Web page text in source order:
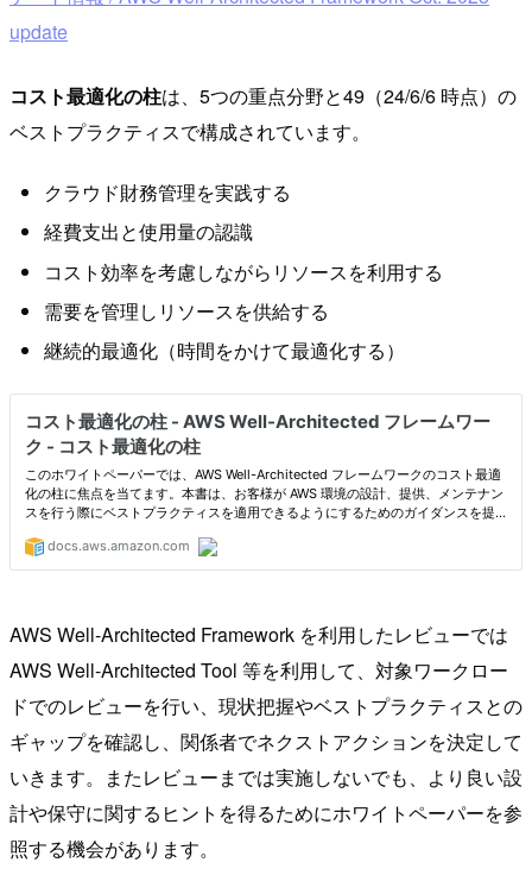
update
コスト最適化の柱は、5つの重点分野と49（24/6/6 時点）の
ベストプラクティスで構成されています。
クラウド財務管理を実践する
経費支出と使用量の認識
コスト効率を考慮しながらリソースを利用する
需要を管理しリソースを供給する
継続的最適化（時間をかけて最適化する）
AWS Well-Architected Framework を利用したレビューでは
AWS Well-Architected Tool 等を利用して、対象ワークロー
ドでのレビューを行い、現状把握やベストプラクティスとの
ギャップを確認し、関係者でネクストアクションを決定して
いきます。またレビューまでは実施しないでも、より良い設
計や保守に関するヒントを得るためにホワイトペーパーを参
照する機会があります。